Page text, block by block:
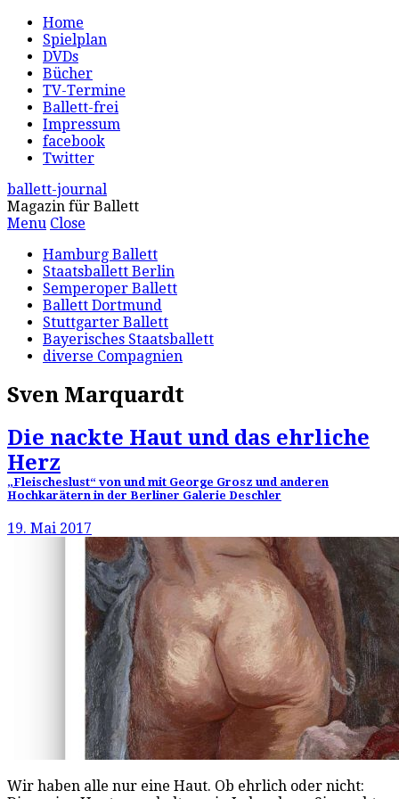
Home
Spielplan
DVDs
Bücher
TV-Termine
Ballett-frei
Impressum
facebook
Twitter
ballett-journal
Magazin für Ballett
Menu Close
Hamburg Ballett
Staatsballett Berlin
Semperoper Ballett
Ballett Dortmund
Stuttgarter Ballett
Bayerisches Staatsballett
diverse Compagnien
Sven Marquardt
Die nackte Haut und das ehrliche
Herz
„Fleischeslust“ von und mit George Grosz und anderen
Hochkarätern in der Berliner Galerie Deschler
19. Mai 2017
Wir haben alle nur eine Haut. Ob ehrlich oder nicht: